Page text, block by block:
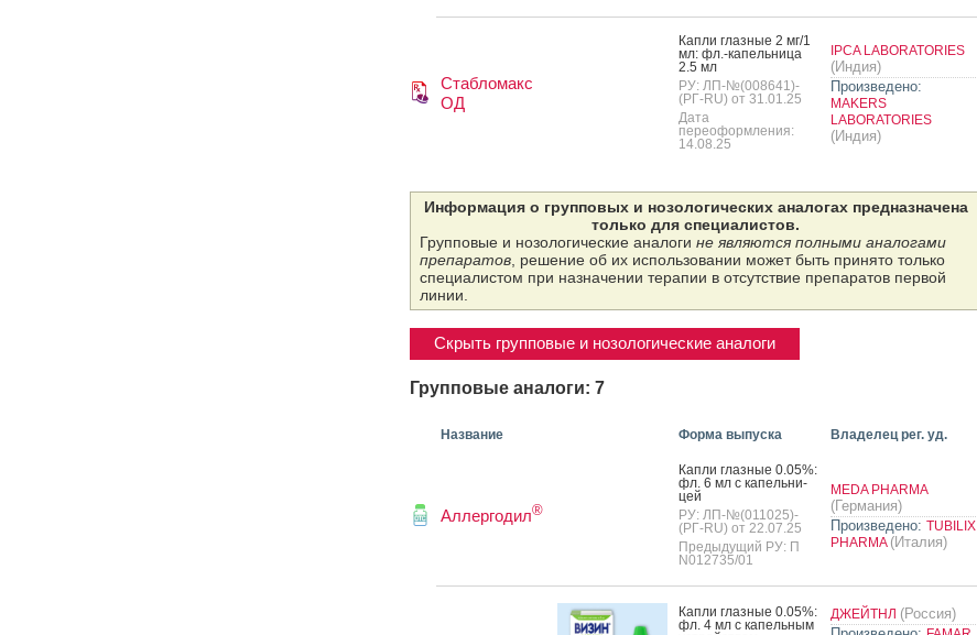
Стабломакс
ОД
Кап­ли глаз­ные 2 мг/1
мл: фл.-ка­пель­ни­ца
2.5 мл
РУ: ЛП-№(008641)-
(РГ-RU) от 31.01.25
Дата
переоформления:
14.08.25
IPCA LABORATORIES
(Индия)
Произведено:
MAKERS
LABORATORIES
(Индия)
Информация о групповых и нозологических аналогах предназначена
только для специалистов.
Групповые и нозологические аналоги не являются полными аналогами
препаратов, решение об их использовании может быть принято только
специалистом при назначении терапии в отсутствие препаратов первой
линии.
Скрыть групповые и нозологические аналоги
Групповые аналоги: 7
Название Форма выпуска Владелец рег. уд.
Аллергодил®
Кап­ли глаз­ные 0.05%:
фл. 6 мл с ка­пель­ни­
цей
РУ: ЛП-№(011025)-
(РГ-RU) от 22.07.25
Предыдущий РУ: П
N012735/01
MEDA PHARMA
(Германия)
Произведено: TUBILIX
PHARMA (Италия)
Кап­ли глаз­ные 0.05%:
фл. 4 мл с ка­пель­ным
ДЖЕЙТНЛ (Россия)